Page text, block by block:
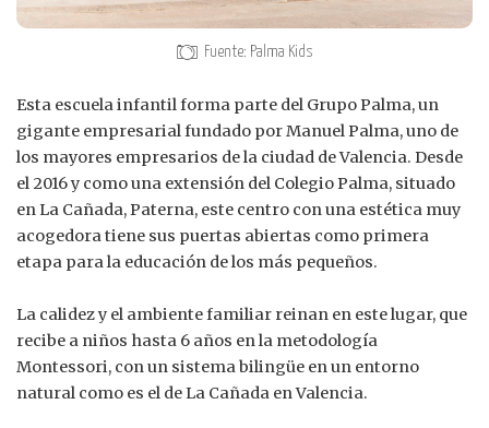
Fuente: Palma Kids
Esta escuela infantil forma parte del Grupo Palma, un
gigante empresarial fundado por Manuel Palma, uno de
los mayores empresarios de la ciudad de Valencia. Desde
el 2016 y como una extensión del Colegio Palma, situado
en La Cañada, Paterna, este centro con una estética muy
acogedora tiene sus puertas abiertas como primera
etapa para la educación de los más pequeños.
La calidez y el ambiente familiar reinan en este lugar, que
recibe a niños hasta 6 años en la metodología
Montessori, con un sistema bilingüe en un entorno
natural como es el de La Cañada en Valencia.